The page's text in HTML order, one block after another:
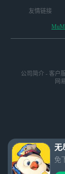
无
免
友情链接
公司简介 - 客户
网